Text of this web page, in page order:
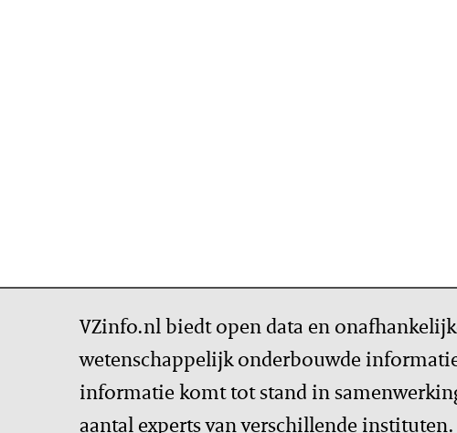
VZinfo.nl biedt open data en
wetenschappelijk onderbouwde
informatie komt tot stand in
aantal experts van verschillende instituten.